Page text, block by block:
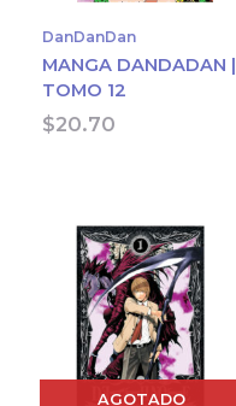
DanDanDan
MANGA DANDADAN |
TOMO 12
$20.70
AGOTADO